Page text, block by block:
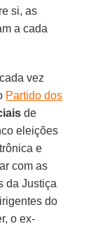
si, as
a cada
vez
Partido dos
de
eleições
e
com as
da Justiça
do
o ex-